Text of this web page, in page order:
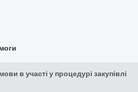
в участі у процедурі закупівлі